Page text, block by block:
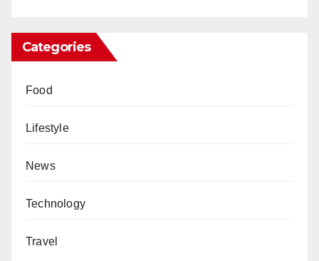
Categories
Food
Lifestyle
News
Technology
Travel